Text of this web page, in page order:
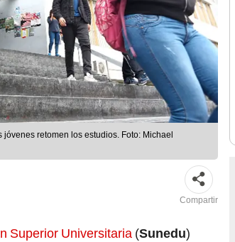
retomen los estudios. Foto: Michael
Compartir
Superior Universitaria (Sunedu)